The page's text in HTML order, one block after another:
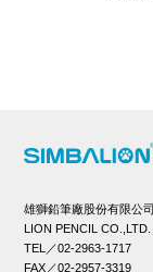
雄獅鉛筆廠股份有限公司
LION PENCIL CO.,LTD.
TEL／02-2963-1717
FAX／02-2957-3319